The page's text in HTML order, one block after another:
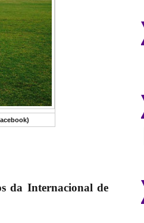
da Internacional de